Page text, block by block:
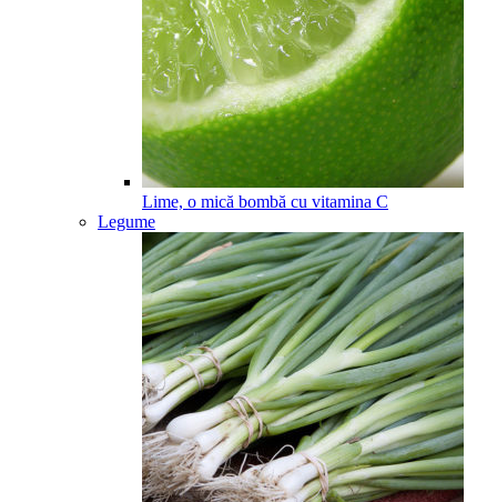
Lime, o mică bombă cu vitamina C
Legume